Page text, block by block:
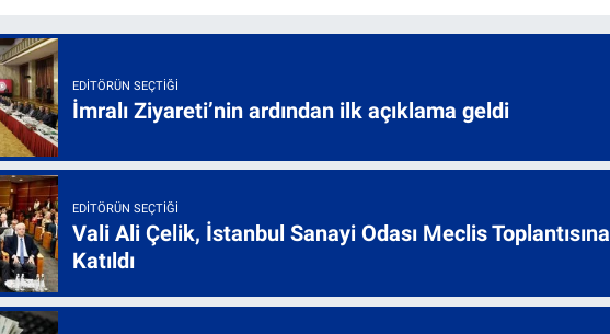
EDITÖRÜN SEÇTIĞI
İmralı Ziyareti’nin ardından ilk açıklama geldi
EDITÖRÜN SEÇTIĞI
Vali Ali Çelik, İstanbul Sanayi Odası Meclis Toplantısına
Katıldı